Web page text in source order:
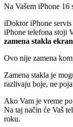
Na Vašem iPhone 16
iDoktor iPhone
iPhone telefona stoji
zamena stakla
Ovo nije zamena
Zamena stakla je
razlivaju boje, ne
Ako Vam je vreme
Na taj način će Vaš
roku.